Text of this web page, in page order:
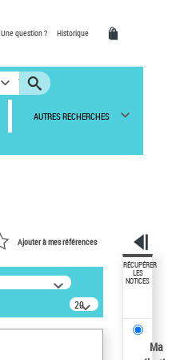
Une question ? Historique
AUTRES RECHERCHES
Ajouter à mes références
20
résultats/page
RÉCUPÉRER
LES
NOTICES
Ma